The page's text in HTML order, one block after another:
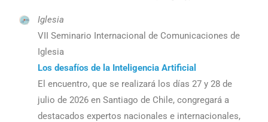
Iglesia
VII Seminario Internacional de Comunicaciones de
Iglesia
Los desafíos de la Inteligencia Artificial
El encuentro, que se realizará los días 27 y 28 de
julio de 2026 en Santiago de Chile, congregará a
destacados expertos nacionales e internacionales,